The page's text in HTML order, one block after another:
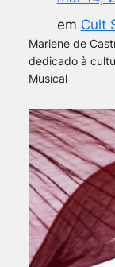
em Cult
Mariene de
dedicado à
Musical